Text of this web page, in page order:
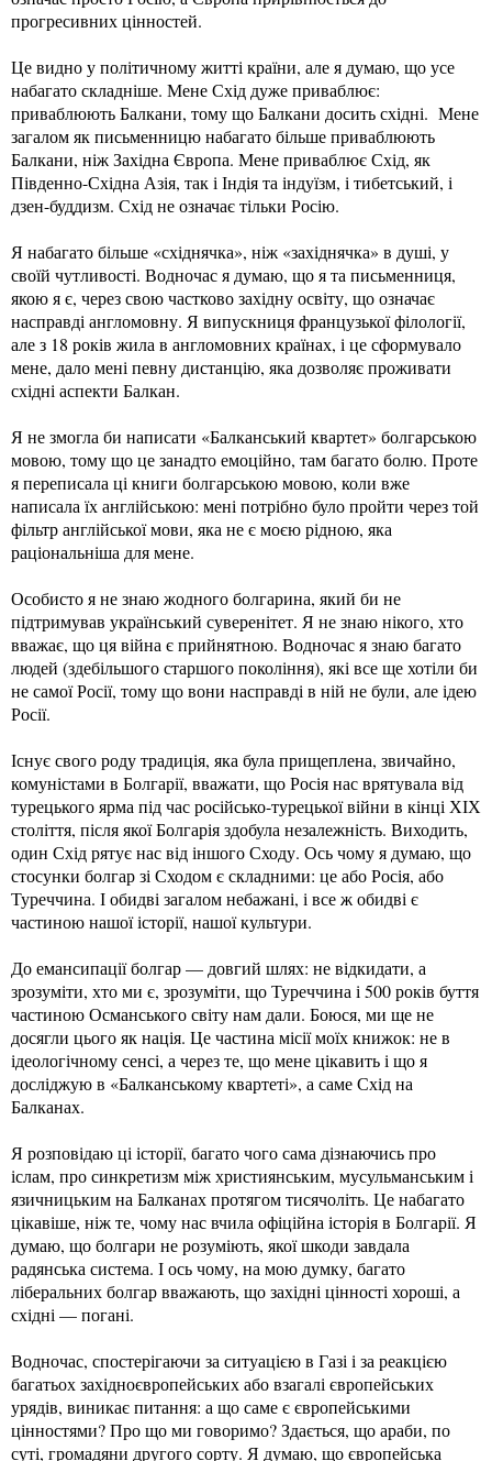
прогресивних цінностей.
Це видно у політичному житті країни, але я думаю, що усе
набагато складніше. Мене Схід дуже приваблює:
приваблюють Балкани, тому що Балкани досить східні. Мене
загалом як письменницю набагато більше приваблюють
Балкани, ніж Західна Європа. Мене приваблює Схід, як
Південно-Східна Азія, так і Індія та індуїзм, і тибетський, і
дзен-буддизм. Схід не означає тільки Росію.
Я набагато більше «східнячка», ніж «західнячка» в душі, у
своїй чутливості. Водночас я думаю, що я та письменниця,
якою я є, через свою частково західну освіту, що означає
насправді англомовну. Я випускниця французької філології,
але з 18 років жила в англомовних країнах, і це сформувало
мене, дало мені певну дистанцію, яка дозволяє проживати
східні аспекти Балкан.
Я не змогла би написати «Балканський квартет» болгарською
мовою, тому що це занадто емоційно, там багато болю. Проте
я переписала ці книги болгарською мовою, коли вже
написала їх англійською: мені потрібно було пройти через той
фільтр англійської мови, яка не є моєю рідною, яка
раціональніша для мене.
Особисто я не знаю жодного болгарина, який би не
підтримував український суверенітет. Я не знаю нікого, хто
вважає, що ця війна є прийнятною. Водночас я знаю багато
людей (здебільшого старшого покоління), які все ще хотіли би
не самої Росії, тому що вони насправді в ній не були, але ідею
Росії.
Існує свого роду традиція, яка була прищеплена, звичайно,
комуністами в Болгарії, вважати, що Росія нас врятувала від
турецького ярма під час російсько-турецької війни в кінці ХІХ
століття, після якої Болгарія здобула незалежність. Виходить,
один Схід рятує нас від іншого Сходу. Ось чому я думаю, що
стосунки болгар зі Сходом є складними: це або Росія, або
Туреччина. І обидві загалом небажані, і все ж обидві є
частиною нашої історії, нашої культури.
До емансипації болгар — довгий шлях: не відкидати, а
зрозуміти, хто ми є, зрозуміти, що Туреччина і 500 років буття
частиною Османського світу нам дали. Боюся, ми ще не
досягли цього як нація. Це частина місії моїх книжок: не в
ідеологічному сенсі, а через те, що мене цікавить і що я
досліджую в «Балканському квартеті», а саме Схід на
Балканах.
Я розповідаю ці історії, багато чого сама дізнаючись про
іслам, про синкретизм між християнським, мусульманським і
язичницьким на Балканах протягом тисячоліть. Це набагато
цікавіше, ніж те, чому нас вчила офіційна історія в Болгарії. Я
думаю, що болгари не розуміють, якої шкоди завдала
радянська система. І ось чому, на мою думку, багато
ліберальних болгар вважають, що західні цінності хороші, а
східні — погані.
Водночас, спостерігаючи за ситуацією в Газі і за реакцією
багатьох західноєвропейських або взагалі європейських
урядів, виникає питання: а що саме є європейськими
цінностями? Про що ми говоримо? Здається, що араби, по
суті, громадяни другого сорту. Я думаю, що європейська